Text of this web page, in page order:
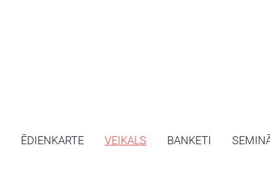
ĒDIENKARTE VEIKALS BANKETI